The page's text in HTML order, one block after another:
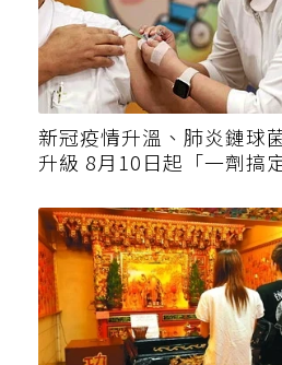
新冠疫情升溫、肺炎鏈球
升級 8月10日起「一劑搞定